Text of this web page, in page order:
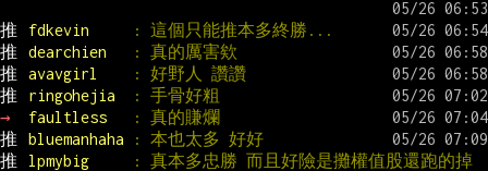
推 fdkevin
: 這個只能推本多終勝...
推
dearchien
: 真的厲害欸
推
avavgirl
: 好野人 讚讚
推
ringohejia
: 手骨好粗
→
faultless
: 真的賺爛
推
bluemanhaha
: 本也太多 好好
推
lpmybig
: 真本多忠勝 而且好險是攤權值股還跑的掉